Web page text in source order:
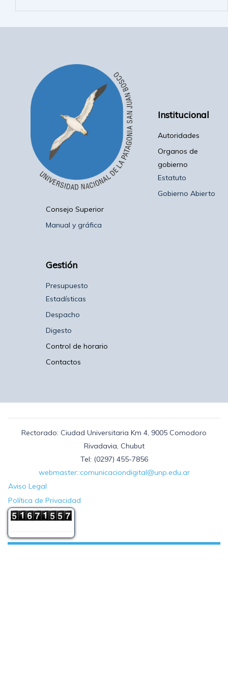
Institucional
Autoridades
Organos de
gobierno
Estatuto
Gobierno Abierto
Consejo Superior
Manual y gráfica
Gestión
Presupuesto
Estadísticas
Despacho
Digesto
Control de horario
Contactos
Rectorado: Ciudad Universitaria Km 4, 9005 Comodoro
Rivadavia, Chubut
Tel: (0297) 455-7856
webmaster::comunicaciondigital@unp.edu.ar
Aviso Legal
Política de Privacidad